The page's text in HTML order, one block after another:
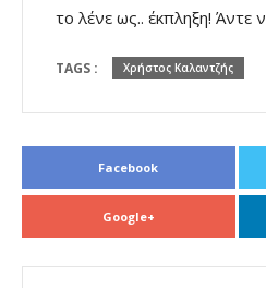
το λένε ως.. έκπληξη! Άντε
TAGS : Χρήστος Καλαντζής
Facebook
Google+